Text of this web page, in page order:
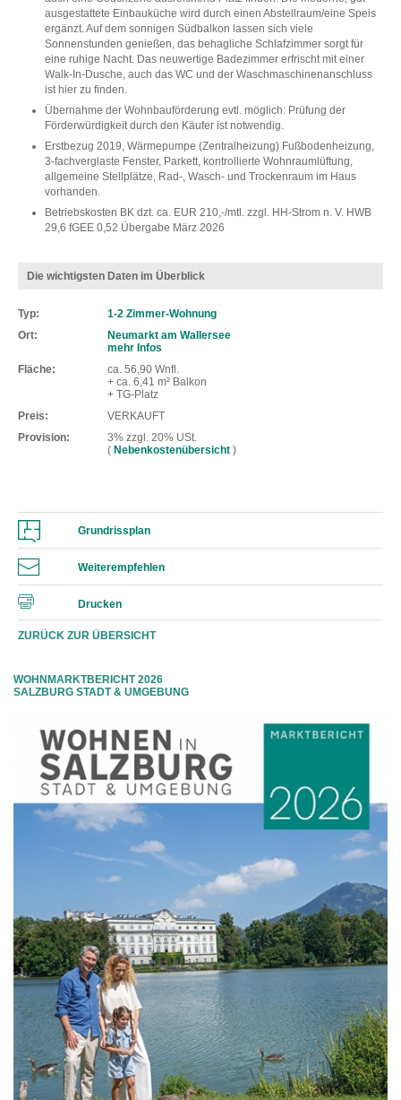
WOHNMARKTBERICHT 2026
SALZBURG STADT & UMGEBUNG
ausgestattete Einbauküche wird durch einen Abstellraum/eine Speis
ergänzt. Auf dem sonnigen Südbalkon lassen sich viele
Sonnenstunden genießen, das behagliche Schlafzimmer sorgt für
eine ruhige Nacht. Das neuwertige Badezimmer erfrischt mit einer
Walk-In-Dusche, auch das WC und der Waschmaschinenanschluss
ist hier zu finden.
Übernahme der Wohnbauförderung evtl. möglich: Prüfung der
Förderwürdigkeit durch den Käufer ist notwendig.
Erstbezug 2019, Wärmepumpe (Zentralheizung) Fußbodenheizung,
3-fachverglaste Fenster, Parkett, kontrollierte Wohnraumlüftung,
allgemeine Stellplätze, Rad-, Wasch- und Trockenraum im Haus
vorhanden.
Betriebskosten BK dzt. ca. EUR 210,-/mtl. zzgl. HH-Strom n. V. HWB
29,6 fGEE 0,52 Übergabe März 2026
Die wichtigsten Daten im Überblick
Typ
1-2 Zimmer-Wohnung
Ort
Neumarkt am Wallersee
mehr Infos
Fläche
ca. 56,90 Wnfl.
+ ca. 6,41 m² Balkon
+ TG-Platz
Preis
VERKAUFT
Provision
3% zzgl. 20% USt.
( Nebenkostenübersicht )
Grundrissplan
Weiterempfehlen
Drucken
ZURÜCK ZUR ÜBERSICHT